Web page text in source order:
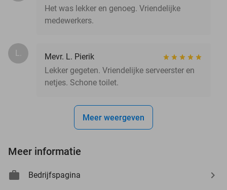
Het was lekker en genoeg. Vriendelijke
medewerkers.
L.
Mevr. L. Pierik
Lekker gegeten. Vriendelijke serveerster en
netjes. Schone toilet.
Meer weergeven
Meer informatie
Bedrijfspagina